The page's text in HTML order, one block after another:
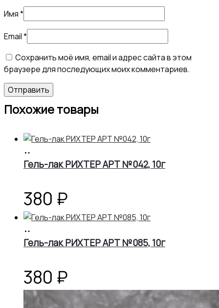
Имя*
Email*
Сохранить моё имя, email и адрес сайта в этом
браузере для последующих моих комментариев.
Похожие товары
корзину
Гель-лак РИХТЕР АРТ №042, 10г
380 ₽
корзину
Гель-лак РИХТЕР АРТ №085, 10г
380 ₽